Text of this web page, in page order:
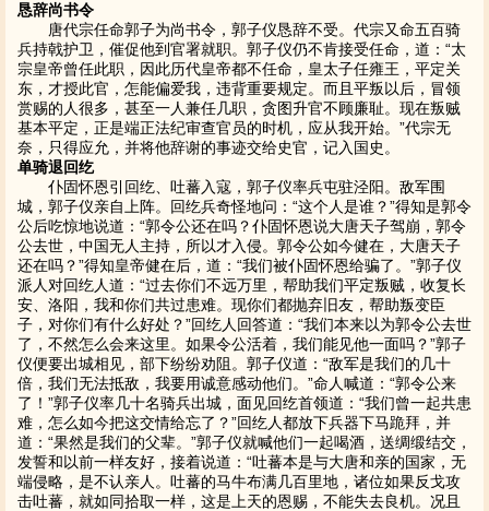
恳辞尚书令
唐代宗任命郭子为尚书令，郭子仪恳辞不受。代宗又命五百骑
兵持戟护卫，催促他到官署就职。郭子仪仍不肯接受任命，道：“太
宗皇帝曾任此职，因此历代皇帝都不任命，皇太子任雍王，平定关
东，才授此官，怎能偏爱我，违背重要规定。而且平叛以后，冒领
赏赐的人很多，甚至一人兼任几职，贪图升官不顾廉耻。现在叛贼
基本平定，正是端正法纪审查官员的时机，应从我开始。”代宗无
奈，只得应允，并将他辞谢的事迹交给史官，记入国史。
单骑退回纥
仆固怀恩引回纥、吐蕃入寇，郭子仪率兵屯驻泾阳。敌军围
城，郭子仪亲自上阵。回纥兵奇怪地问：“这个人是谁？”得知是郭令
公后吃惊地说道：“郭令公还在吗？仆固怀恩说大唐天子驾崩，郭令
公去世，中国无人主持，所以才入侵。郭令公如今健在，大唐天子
还在吗？”得知皇帝健在后，道：“我们被仆固怀恩给骗了。”郭子仪
派人对回纥人道：“过去你们不远万里，帮助我们平定叛贼，收复长
安、洛阳，我和你们共过患难。现你们都抛弃旧友，帮助叛变臣
子，对你们有什么好处？”回纥人回答道：“我们本来以为郭令公去世
了，不然怎么会来这里。如果令公活着，我们能见他一面吗？”郭子
仪便要出城相见，部下纷纷劝阻。郭子仪道：“敌军是我们的几十
倍，我们无法抵敌，我要用诚意感动他们。”命人喊道：“郭令公来
了！”郭子仪率几十名骑兵出城，面见回纥首领道：“我们曾一起共患
难，怎么如今把这交情给忘了？”回纥人都放下兵器下马跪拜，并
道：“果然是我们的父辈。”郭子仪就喊他们一起喝酒，送绸缎结交，
发誓和以前一样友好，接着说道：“吐蕃本是与大唐和亲的国家，无
端侵略，是不认亲人。吐蕃的马牛布满几百里地，诸位如果反戈攻
击吐蕃，就如同拾取一样，这是上天的恩赐，不能失去良机。况且